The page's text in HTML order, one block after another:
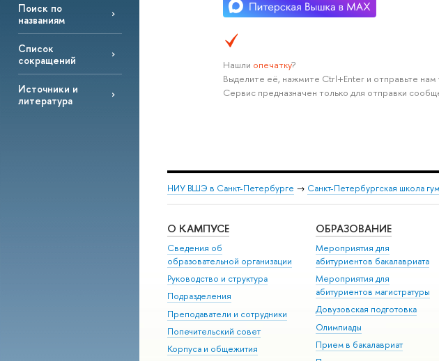
Поиск по
названиям
Список
сокращений
Источники и
литература
Нашли опечатку?
Выделите её, нажмите Ctrl+Enter и отправьте
Сервис предназначен только для отправки
НИУ ВШЭ в Санкт-Петербурге → Санкт-Петербургская школа
О КАМПУСЕ
Сведения об
образовательной организации
Руководство и структура
Подразделения
Преподаватели и сотрудники
Попечительский совет
Корпуса и общежития
ОБРАЗОВАНИЕ
Мероприятия для
абитуриентов бакалавриата
Мероприятия для
абитуриентов магистратуры
Довузовская подготовка
Олимпиады
Прием в бакалавриат